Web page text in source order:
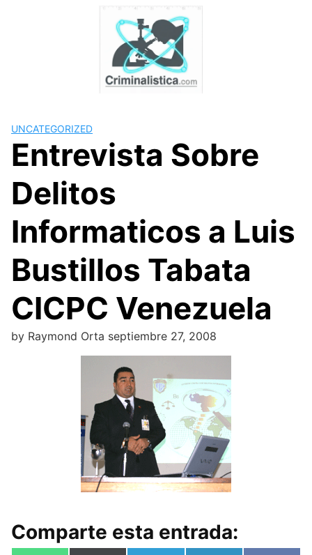
UNCATEGORIZED
Entrevista Sobre
Delitos
Informaticos a Luis
Bustillos Tabata
CICPC Venezuela
by Raymond Orta septiembre 27, 2008
Comparte esta entrada: